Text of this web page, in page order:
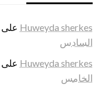
Huweyda sherkes على
السادس
Huweyda sherkes على
الخامس